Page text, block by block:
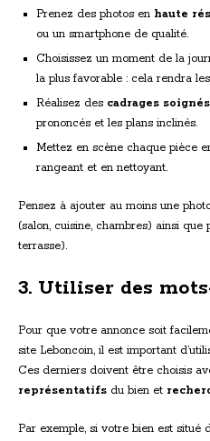
Prenez des photos en haute
ou un smartphone de qualité.
Choisissez un moment de la
la plus favorable : cela rendra
Réalisez des cadrages soignés
prononcés et les plans inclinés.
Mettez en scène chaque pièce
rangeant et en nettoyant.
Pensez à ajouter au moins une
(salon, cuisine, chambres) ainsi que
terrasse).
3. Utiliser des
Pour que votre annonce soit
site Leboncoin, il est important
Ces derniers doivent être choisis
représentatifs du bien et
Par exemple, si votre bien est situé